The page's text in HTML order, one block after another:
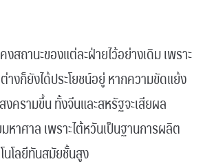
สถานะของแต่ละฝ่ายไว้อย่างเดิม เพราะ
งก็ยังได้ประโยชน์อยู่ หากความขัดแย้ง
ครามขึ้น ทั้งจีนและสหรัฐจะเสียผล
หาศาล เพราะไต้หวันเป็นฐานการผลิต
นโลยีทันสมัยชั้นสูง